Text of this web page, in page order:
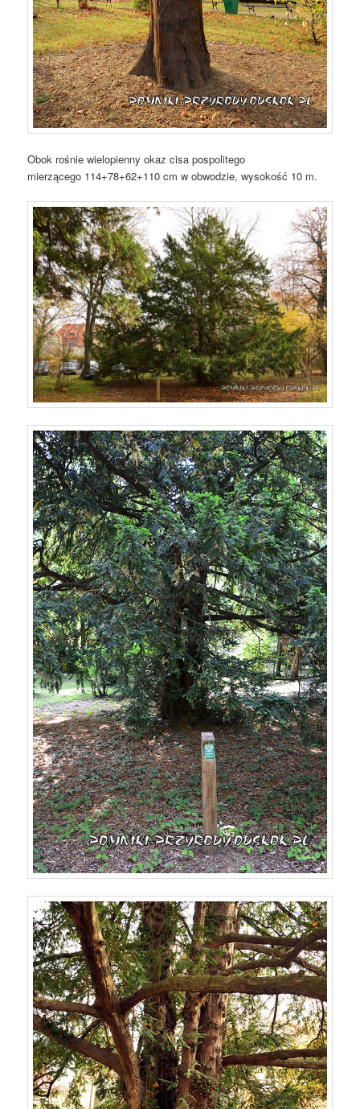
Obok rośnie wielopienny okaz cisa pospolitego
mierzącego 114+78+62+110 cm w obwodzie, wysokość 10 m.